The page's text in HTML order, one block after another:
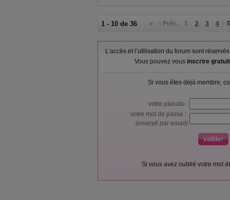
1 - 10 de 36 « ‹ Préc. 1 2 3 4
L’accès et l’utilisation du forum sont
Vous pouvez vous inscrire
Si vous êtes déjà membre,
votre pseudo :
votre mot de passe :
(envoyé par email)
Si vous avez oublié votre mot